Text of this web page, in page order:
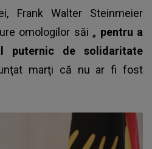
Frank Walter Steinmeier
omologilor săi „ pentru a
puternic de solidaritate
marţi că nu ar fi fost